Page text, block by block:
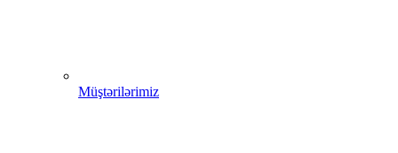
Müştərilərimiz